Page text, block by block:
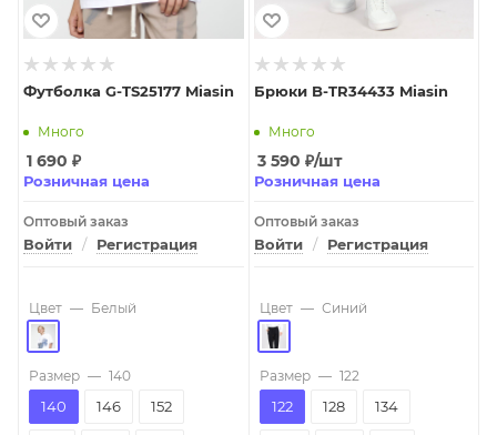
Футболка G-TS25177 Miasin
Много
1 690 ₽
Розничная цена
Оптовый заказ
Войти / Регистрация
Цвет — Белый
Размер — 140
140 146 152
Брюки B-TR34433 Miasin
Много
3 590 ₽/шт
Розничная цена
Оптовый заказ
Войти / Регистрация
Цвет — Синий
Размер — 122
122 128 134